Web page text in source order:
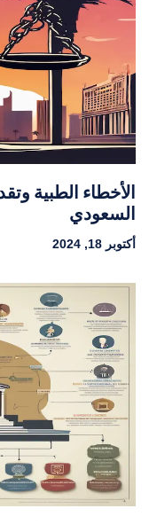
الأخطاء الطبية
السعودي
أكتوبر 18, 2024